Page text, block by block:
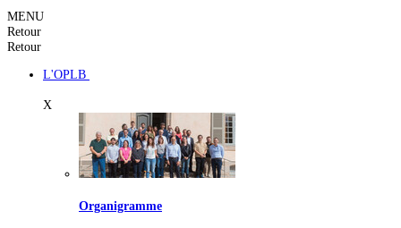
MENU
Retour
Retour
L'OPLB
X
Organigramme